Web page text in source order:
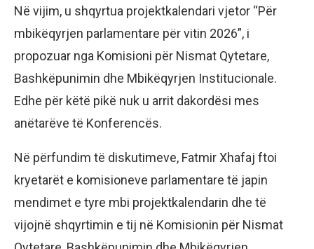
Në vijim, u shqyrtua projektkalendari vjetor “Për
mbikëqyrjen parlamentare për vitin 2026”, i
propozuar nga Komisioni për Nismat Qytetare,
Bashkëpunimin dhe Mbikëqyrjen Institucionale.
Edhe për këtë pikë nuk u arrit dakordësi mes
anëtarëve të Konferencës.
Në përfundim të diskutimeve, Fatmir Xhafaj ftoi
kryetarët e komisioneve parlamentare të japin
mendimet e tyre mbi projektkalendarin dhe të
vijojnë shqyrtimin e tij në Komisionin për Nismat